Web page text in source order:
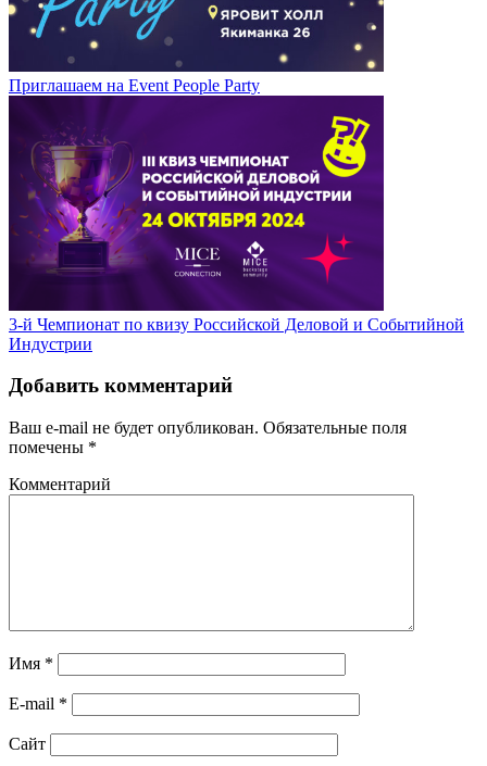
Приглашаем на Event People Party
3-й Чемпионат по квизу Российской Деловой и Событийной
Индустрии
Добавить комментарий
Ваш e-mail не будет опубликован. Обязательные поля
помечены *
Комментарий
Имя *
E-mail *
Сайт